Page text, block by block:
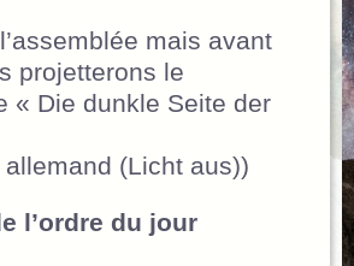
mais avant
projetterons le
« Die dunkle Seite der
(Licht aus))
l’ordre du jour